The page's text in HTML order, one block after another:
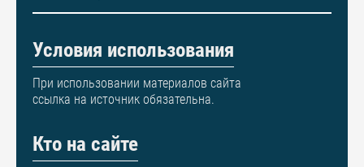
Условия использования
При использовании материалов сайта
ссылка на источник обязательна.
Кто на сайте